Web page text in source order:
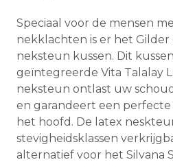
Speciaal voor de mensen
nekklachten is er het
neksteun kussen. Dit
geïntegreerde Vita Talalay
neksteun ontlast uw
en garandeert een
het hoofd. De latex
stevigheidsklassen
alternatief voor het Silvana